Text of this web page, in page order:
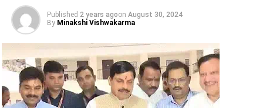
Published 2 years agoon August 30, 2024
By Minakshi Vishwakarma